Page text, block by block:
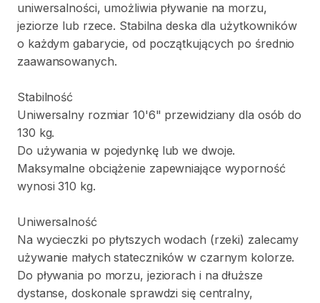
uniwersalności​,​ umożliwia pływanie na morzu​,​
jeziorze lub rzece. Stabilna deska dla użytkowników
o każdym gabarycie​,​ od początkujących po średnio
zaawansowanych.
Stabilność
Uniwersalny rozmiar 10'6" przewidziany dla osób do
130 kg.
Do używania w pojedynkę lub we dwoje.
Maksymalne obciążenie zapewniające wyporność
wynosi 310 kg.
Uniwersalność
Na wycieczki po płytszych wodach (rzeki) zalecamy
używanie małych stateczników w czarnym kolorze.
Do pływania po morzu​,​ jeziorach i na dłuższe
dystanse​,​ doskonale sprawdzi się centralny​,​